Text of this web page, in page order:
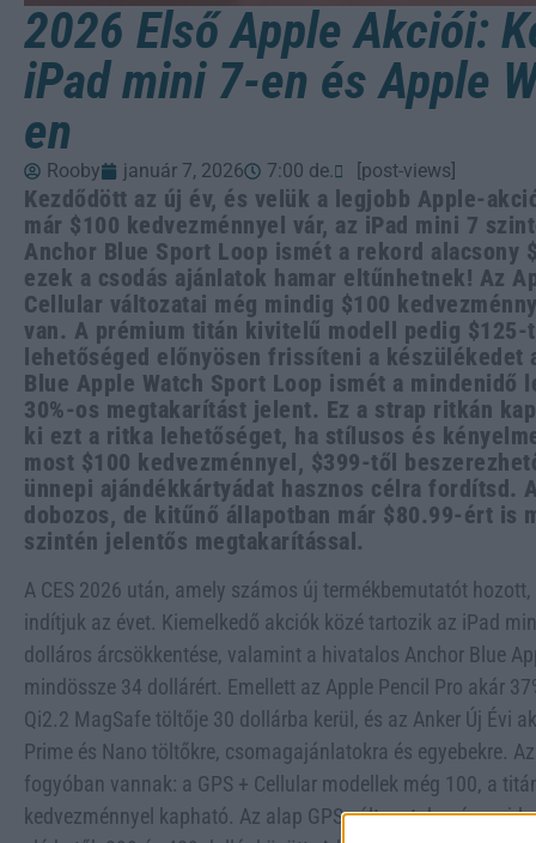
2026 Első Apple Akciói:
iPad mini 7-en és Apple
en
Rooby január 7, 2026 7:00 de. [post-views]
Kezdődött az új év, és velük a legjobb Apple-
már $100 kedvezménnyel vár, az iPad mini 7
Anchor Blue Sport Loop ismét a rekord alacsony
ezek a csodás ajánlatok hamar eltűnhetnek! Az
Cellular változatai még mindig $100
van. A prémium titán kivitelű modell pedig $125-
lehetőséged előnyösen frissíteni a készülékedet
Blue Apple Watch Sport Loop ismét a mindenidő
30%-os megtakarítást jelent. Ez a strap ritkán
ki ezt a ritka lehetőséget, ha stílusos és
most $100 kedvezménnyel, $399-től
ünnepi ajándékkártyádat hasznos célra fordítsd.
dobozos, de kitűnő állapotban már $80.99-ért is
szintén jelentős megtakarítással.
A CES 2026 után, amely számos új termékbemutatót
indítjuk az évet. Kiemelkedő akciók közé tartozik az iPad
dolláros árcsökkentése, valamint a hivatalos Anchor Blue
mindössze 34 dollárért. Emellett az Apple Pencil Pro akár
Qi2.2 MagSafe töltője 30 dollárba kerül, és az Anker Új Évi
Prime és Nano töltőkre, csomagajánlatokra és egyebekre.
fogyóban vannak: a GPS + Cellular modellek még 100, a
kedvezménnyel kapható. Az alap GPS változatok már